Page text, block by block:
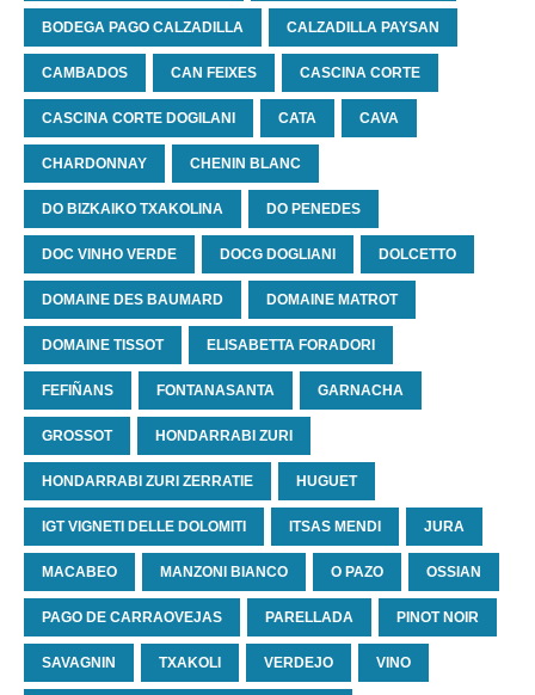
BODEGA PAGO CALZADILLA CALZADILLA PAYSAN
CAMBADOS CAN FEIXES CASCINA CORTE
CASCINA CORTE DOGILANI CATA CAVA
CHARDONNAY CHENIN BLANC
DO BIZKAIKO TXAKOLINA DO PENEDES
DOC VINHO VERDE DOCG DOGLIANI DOLCETTO
DOMAINE DES BAUMARD DOMAINE MATROT
DOMAINE TISSOT ELISABETTA FORADORI
FEFIÑANS FONTANASANTA GARNACHA
GROSSOT HONDARRABI ZURI
HONDARRABI ZURI ZERRATIE HUGUET
IGT VIGNETI DELLE DOLOMITI ITSAS MENDI JURA
MACABEO MANZONI BIANCO O PAZO OSSIAN
PAGO DE CARRAOVEJAS PARELLADA PINOT NOIR
SAVAGNIN TXAKOLI VERDEJO VINO